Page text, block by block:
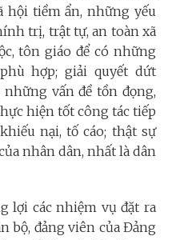
hội tiềm ẩn, những yếu
trị, trật tự, an toàn xã
tôn giáo để có những
hợp; giải quyết dứt
vấn đề tồn đọng,
hiện tốt công tác tiếp
nại, tố cáo; thật sự
nhân dân, nhất là dân
lợi các nhiệm vụ đặt ra
bộ, đảng viên của Đảng